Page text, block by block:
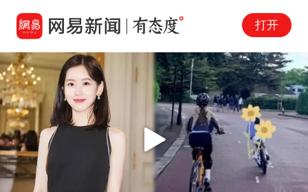
打开
Play